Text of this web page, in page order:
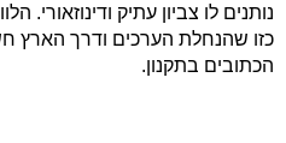
נותנים לו צביון עתיק
כזו שהנחלת הערכים ודרך הארץ
הכתובים בתקנון.